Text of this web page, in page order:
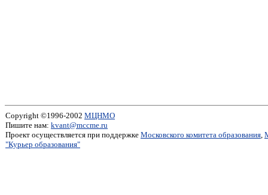
Copyright ©1996-2002 МЦНМО
Пишите нам: kvant@mccme.ru
Проект осуществляется при поддержке Московского комитета образования,
"Курьер образования"